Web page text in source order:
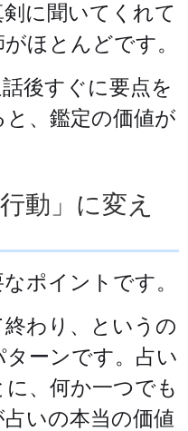
に聞いてくれて
ほとんどです。
後すぐに要点を
、鑑定の価値が
動」に変え
ポイントです。
わり、というの
ーンです。占い
、何か一つでも
いの本当の価値